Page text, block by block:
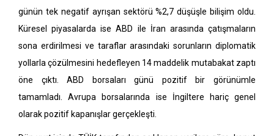
günün tek negatif ayrışan sektörü %2,7 düşüşle bilişim oldu.
Küresel piyasalarda ise ABD ile İran arasında çatışmaların
sona erdirilmesi ve taraflar arasındaki sorunların diplomatik
yollarla çözülmesini hedefleyen 14 maddelik mutabakat zaptı
öne çıktı. ABD borsaları günü pozitif bir görünümle
tamamladı. Avrupa borsalarında ise İngiltere hariç genel
olarak pozitif kapanışlar gerçekleşti.